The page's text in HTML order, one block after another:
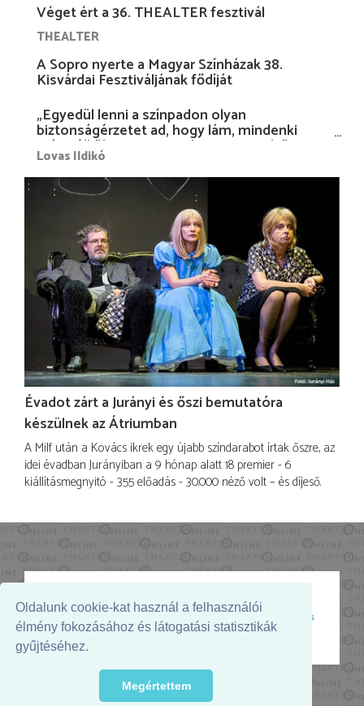
Oldalunk cookie-kat használ a felhasználói
élmény fokozásához és látogatási statisztikák
gyűjtéséhez.
Megértettem
Véget ért a 36. THEALTER fesztivál
THEALTER
A Sopro nyerte a Magyar Színházak 38.
Kisvárdai Fesztiváljának fődíját
„Egyedül lenni a színpadon olyan
biztonságérzetet ad, hogy lám, mindenki
más nélkül is megvagyok magammal…”
Lovas Ildikó
Évadot zárt a Jurányi és őszi bemutatóra
készülnek az Átriumban
A Milf után a Kovács ikrek egy újabb színdarabot írtak őszre, az
idei évadban Jurányiban a 9 hónap alatt 18 premier - 6
kiállításmegnyitó - 355 előadás - 30.000 néző volt – és díjeső.
Az oldal megjelenését támogatja:
© 2026. - THEATER Online -theater.hu